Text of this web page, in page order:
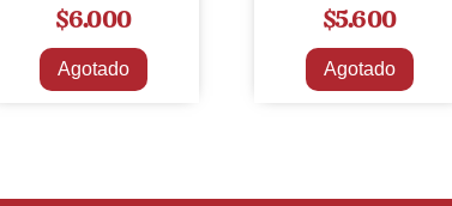
$6.000
Agotado
$5.600
Agotado